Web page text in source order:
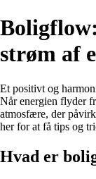
strøm af
Et positivt og
Når energien flyder
atmosfære, der
her for at få tips og
Hvad er